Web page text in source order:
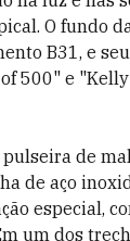
O fundo
B31, e
500" e
de
de aço
especial,
um dos